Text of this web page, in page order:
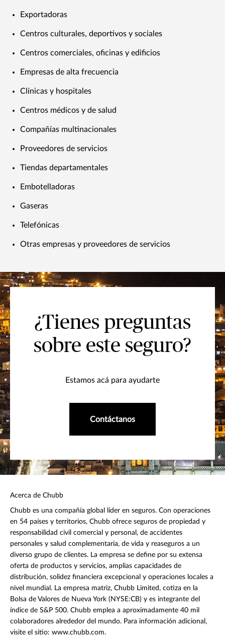
Exportadoras
Centros culturales, deportivos y sociales
Centros comerciales, oficinas y edificios
Empresas de alta frecuencia
Clínicas y hospitales
Centros médicos y de salud
Compañías multinacionales
Proveedores de servicios
Tiendas departamentales
Embotelladoras
Gaseras
Telefónicas
Otras empresas y proveedores de servicios
¿Tienes preguntas
sobre este seguro?
Estamos acá para ayudarte
Contáctanos
Acerca de Chubb
Chubb es una compañía global líder en seguros. Con operaciones
en 54 países y territorios, Chubb ofrece seguros de propiedad y
responsabilidad civil comercial y personal, de accidentes
personales y salud complementaria, de vida y reaseguros a un
diverso grupo de clientes. La empresa se define por su extensa
oferta de productos y servicios, amplias capacidades de
distribución, solidez financiera excepcional y operaciones locales a
nivel mundial. La empresa matriz, Chubb Limited, cotiza en la
Bolsa de Valores de Nueva York (NYSE:CB) y es integrante del
índice de S&P 500. Chubb emplea a aproximadamente 40 mil
colaboradores alrededor del mundo. Para información adicional,
visite el sitio: www.chubb.com.